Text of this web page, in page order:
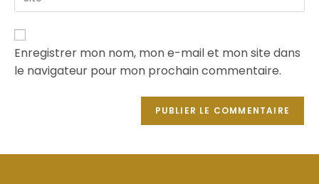
Enregistrer mon nom, mon e-mail et mon site dans
le navigateur pour mon prochain commentaire.